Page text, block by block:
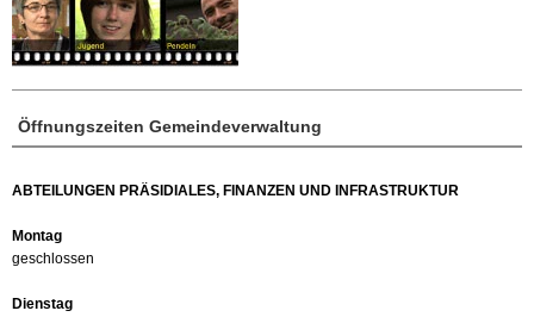
Öffnungszeiten Gemeindeverwaltung
ABTEILUNGEN PRÄSIDIALES, FINANZEN UND INFRASTRUKTUR
Montag
geschlossen
Dienstag